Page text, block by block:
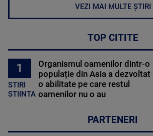
VEZI MAI MULTE ȘTIRI
TOP CITITE
1
STIRI
STIINTA
Organismul oamenilor dintr-o
populație din Asia a dezvoltat
o abilitate pe care restul
oamenilor nu o au
PARTENERI